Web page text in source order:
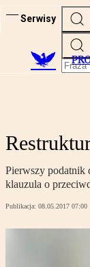
Serwisy
Pierwszy podatnik
klauzula o
Publikacja: 08.05.2017 07:00